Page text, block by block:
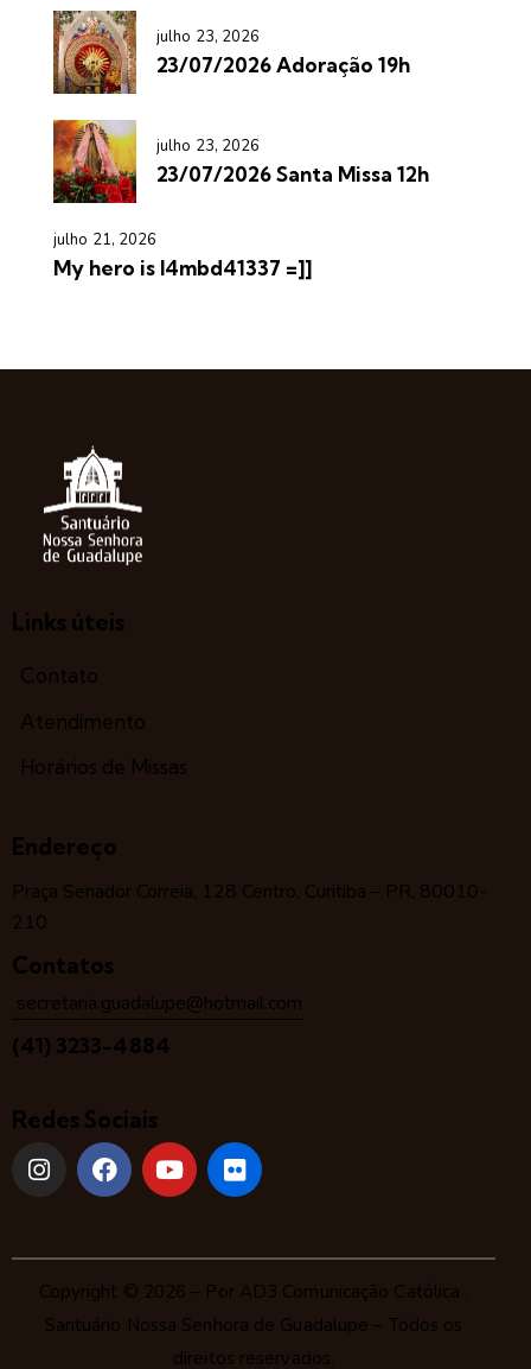
julho 23, 2026
23/07/2026 Adoração 19h
julho 23, 2026
23/07/2026 Santa Missa 12h
julho 21, 2026
My hero is l4mbd41337 =]]
Links úteis
Contato
Atendimento
Horários de Missas
Endereço
Praça Senador Correia, 128 Centro, Curitiba – PR, 80010-
210
Contatos
secretaria.guadalupe@hotmail.com
(41) 3233-4884
Redes Sociais
Copyright © 2026 – Por AD3 Comunicação Católica .
Santuário Nossa Senhora de Guadalupe – Todos os
direitos reservados.